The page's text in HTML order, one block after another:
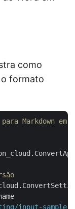
como
formato
Markdown em
input-